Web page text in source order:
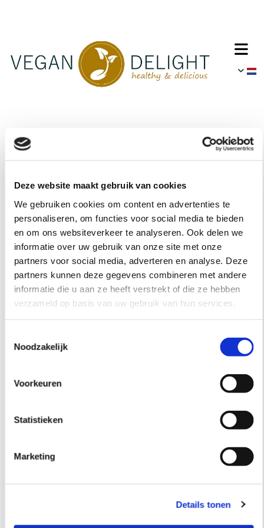
Deze website maakt gebruik van cookies
We gebruiken cookies om content en advertenties te
personaliseren, om functies voor social media te bieden
en om ons websiteverkeer te analyseren. Ook delen we
informatie over uw gebruik van onze site met onze
partners voor social media, adverteren en analyse. Deze
partners kunnen deze gegevens combineren met andere
informatie die u aan ze heeft verstrekt of die ze hebben
verzameld op basis van uw gebruik van hun services.
Noodzakelijk
Voorkeuren
Statistieken
Marketing
Details tonen